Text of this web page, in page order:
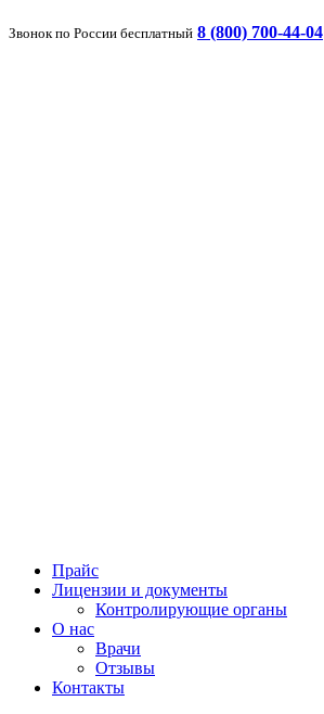
Звонок по России бесплатный 8 (800) 700-44-04
Прайс
Лицензии и документы
Контролирующие органы
О нас
Врачи
Отзывы
Контакты